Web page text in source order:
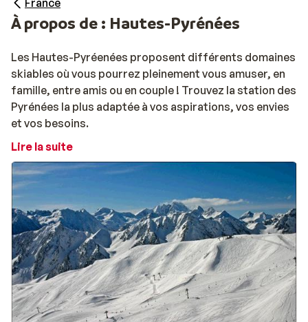
France
À propos de : Hautes-Pyrénées
Les Hautes-Pyréenées proposent différents domaines
skiables où vous pourrez pleinement vous amuser, en
famille, entre amis ou en couple ! Trouvez la station des
Pyrénées la plus adaptée à vos aspirations, vos envies
et vos besoins.
Lire la suite